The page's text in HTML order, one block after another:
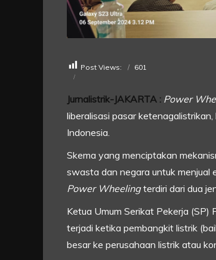
Post Views: 601
Jurnalistrik-JAKARTA : Power
liberalisasi pasar
Indonesia.
Skema yang menciptakan
swasta dan negara untuk menjual
Power Wheelingterdiri dari dua
Ketua Umum Serikat Pekerja (SP)
terjadi ketika pembangkit listrik
besar ke perusahaan listrik atau